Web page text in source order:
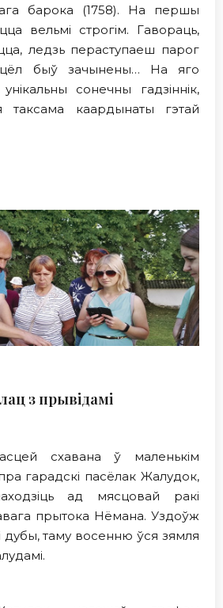
барока (1758). На першы
вельмі строгім. Гавораць,
ледзь пераступаеш парог
быў зачынены… На яго
сонечны гадзіннік,
таксама каардынаты гэтай
з прывiдамi
схавана ў маленькім
гарадскi пасёлак Жалудок,
ад мясцовай ракі
прытока Нёмана. Уздоўж
дубы, таму восенню ўся зямля